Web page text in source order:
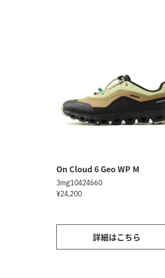
On Cloud 6 Geo WP M
3mg10424660
¥24,200
詳細はこちら